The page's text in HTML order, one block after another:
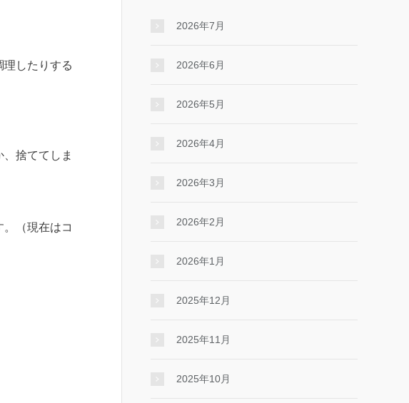
したりする
捨ててしま
（現在はコ
2026年7月
2026年6月
2026年5月
2026年4月
2026年3月
2026年2月
2026年1月
2025年12月
2025年11月
2025年10月